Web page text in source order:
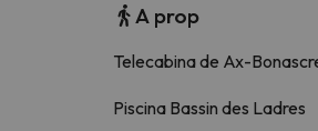
A prop
Telecabina de Ax-
Piscina Bassin des Ladres